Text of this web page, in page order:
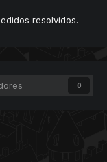
resolvidos.
0